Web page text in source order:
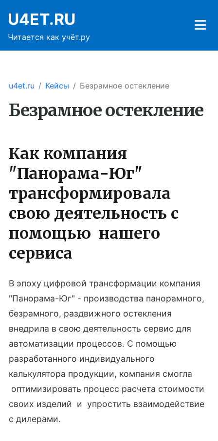
U4ET.RU
Читается как учёт.ру
u4et.ru Кейсы Безрамное остекление
Безрамное остекление
Как компания
"Панорама-Юг"
трансформировала
свою деятельность с
помощью нашего
сервиса
В эпоху цифровой трансформации компания
"Панорама-Юг" - производства панорамного,
безрамного, раздвижного остекления
внедрила в свою деятельность сервис для
автоматизации процессов. С помощью
разработанного индивидуального
калькулятора продукции, компания смогла
оптимизировать процесс расчета стоимости
своих изделий и упростить взаимодействие
с дилерами.